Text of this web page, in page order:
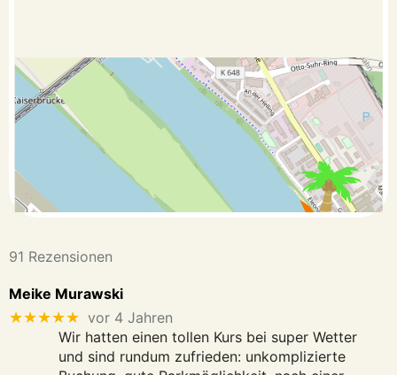
91 Rezensionen
Meike Murawski
★★★★★ vor 4 Jahren
Wir hatten einen tollen Kurs bei super Wetter
und sind rundum zufrieden: unkomplizierte